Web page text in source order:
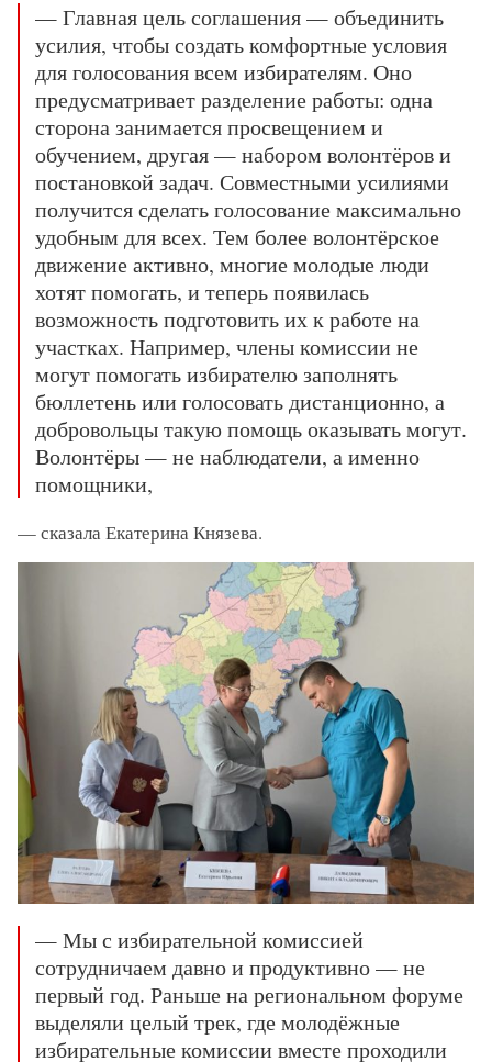
— Главная цель соглашения — объединить
усилия, чтобы создать комфортные условия
для голосования всем избирателям. Оно
предусматривает разделение работы: одна
сторона занимается просвещением и
обучением, другая — набором волонтёров и
постановкой задач. Совместными усилиями
получится сделать голосование максимально
удобным для всех. Тем более волонтёрское
движение активно, многие молодые люди
хотят помогать, и теперь появилась
возможность подготовить их к работе на
участках. Например, члены комиссии не
могут помогать избирателю заполнять
бюллетень или голосовать дистанционно, а
добровольцы такую помощь оказывать могут.
Волонтёры — не наблюдатели, а именно
помощники,
— сказала Екатерина Князева.
— Мы с избирательной комиссией
сотрудничаем давно и продуктивно — не
первый год. Раньше на региональном форуме
выделяли целый трек, где молодёжные
избирательные комиссии вместе проходили